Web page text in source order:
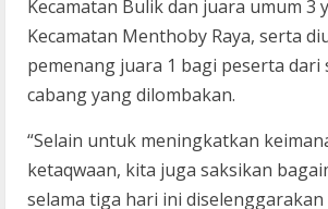
Kecamatan Bulik dan juara umum 3
Kecamatan Menthoby Raya, serta
pemenang juara 1 bagi peserta dari
cabang yang dilombakan.
“Selain untuk meningkatkan
ketaqwaan, kita juga saksikan
selama tiga hari ini diselenggarakan